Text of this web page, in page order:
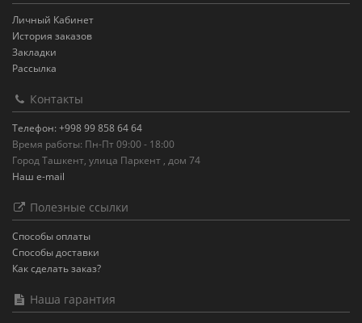
Личный Кабинет
История заказов
Закладки
Рассылка
Контакты
Телефон: +998 99 858 64 64
Время работы: Пн-Пт 09:00 - 18:00
Город Ташкент, улица Паркент , дом 74
Наш e-mail
Полезные ссылки
Способы оплаты
Способы доставки
Как сделать заказ?
Наша гарантия